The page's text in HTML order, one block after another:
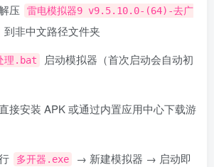
压
雷电模拟器9 v9.5.10.0-(64)-去广
到非中文路径文件夹
理.bat
启动模拟器（首次启动会自动初
接安装 APK 或通过内置应用中心下载游
多开器.exe
→ 新建模拟器 → 启动即